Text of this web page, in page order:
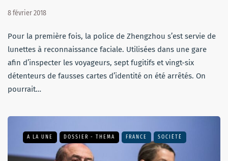
8 février 2018
Pour la première fois, la police de Zhengzhou s’est servie de
lunettes à reconnaissance faciale. Utilisées dans une gare
afin d’inspecter les voyageurs, sept fugitifs et vingt-six
détenteurs de fausses cartes d’identité on été arrêtés. On
pourrait…
A LA UNE DOSSIER - THEMA FRANCE SOCIÉTÉ